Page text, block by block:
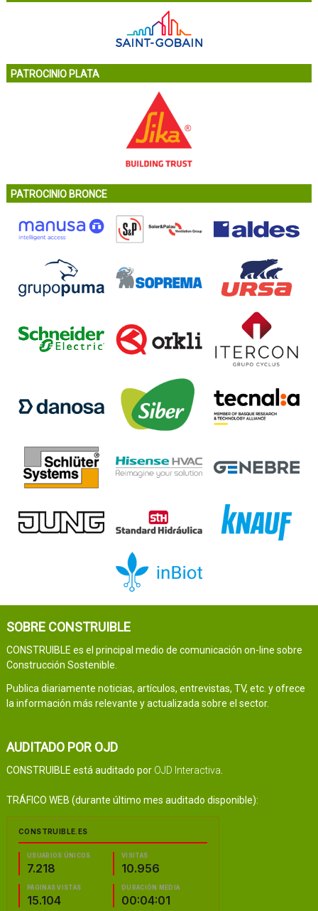
PATROCINIO PLATA
PATROCINIO BRONCE
SOBRE CONSTRUIBLE
CONSTRUIBLE es el principal medio de comunicación on-line sobre
Construcción Sostenible.
Publica diariamente noticias, artículos, entrevistas, TV, etc. y ofrece
la información más relevante y actualizada sobre el sector.
AUDITADO POR OJD
CONSTRUIBLE está auditado por OJD Interactiva.
TRÁFICO WEB (durante último mes auditado disponible):